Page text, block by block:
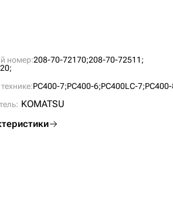
номер:208-70-72170;208-70-72511;
PC400-7;PC400-6;PC400LC-7;
KOMATSU